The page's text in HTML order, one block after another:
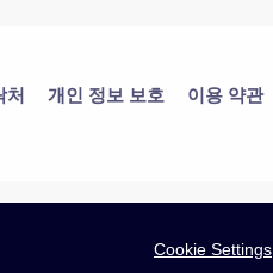
처 개인 정보 보호 이용 약관
Cookie Settings